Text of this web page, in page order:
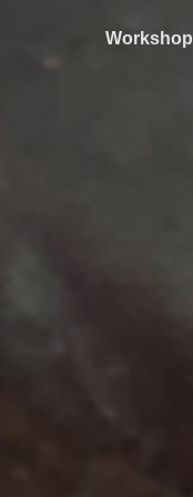
Workshop